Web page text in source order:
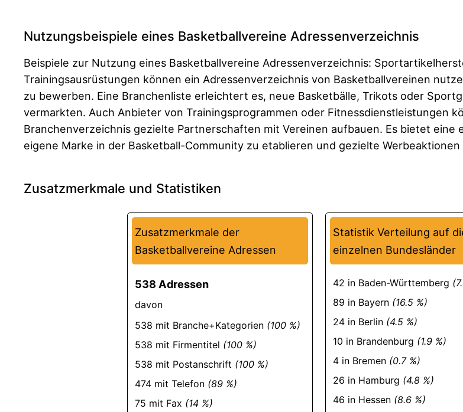
Nutzungsbeispiele eines Basketballvereine Adressenverzeichnis
Beispiele zur Nutzung eines Basketballvereine Adressenverzeichnis:
Trainingsausrüstungen können ein Adressenverzeichnis von Basketballvereinen
zu bewerben. Eine Branchenliste erleichtert es, neue Basketbälle, Trikots oder
vermarkten. Auch Anbieter von Trainingsprogrammen oder Fitnessdienstleistungen
Branchenverzeichnis gezielte Partnerschaften mit Vereinen aufbauen. Es bietet eine
eigene Marke in der Basketball-Community zu etablieren und gezielte
Zusatzmerkmale und Statistiken
Zusatzmerkmale der
Basketballvereine Adressen
538 Adressen
davon
538 mit Branche+Kategorien (100 %)
538 mit Firmentitel (100 %)
538 mit Postanschrift (100 %)
474 mit Telefon (89 %)
75 mit Fax (14 %)
Statistik Verteilung auf
einzelnen Bundesländer
42 in Baden-Württemberg
89 in Bayern (16.5 %)
24 in Berlin (4.5 %)
10 in Brandenburg (1.9 %)
4 in Bremen (0.7 %)
26 in Hamburg (4.8 %)
46 in Hessen (8.6 %)